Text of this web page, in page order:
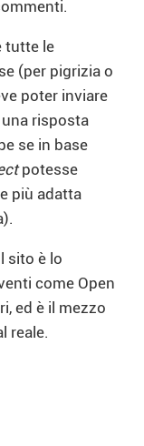
tutte le
(per pigrizia o
poter inviare
risposta
se in base
potesse
più adatta
sito è lo
come Open
ed è il mezzo
reale.